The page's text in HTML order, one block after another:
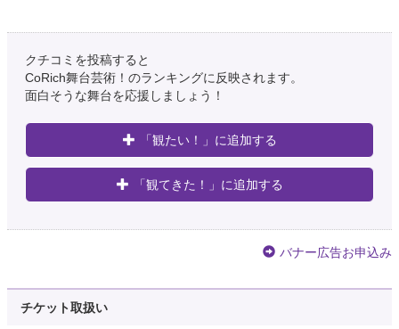
クチコミを投稿すると
CoRich舞台芸術！のランキングに反映されます。
面白そうな舞台を応援しましょう！
「観たい！」に追加する
「観てきた！」に追加する
バナー広告お申込み
チケット取扱い